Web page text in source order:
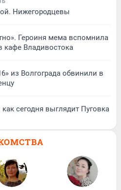
Нижегородцевы
Героиня мема вспомнила
кафе Владивостока
из Волгограда обвинили в
сегодня выглядит Пуговка